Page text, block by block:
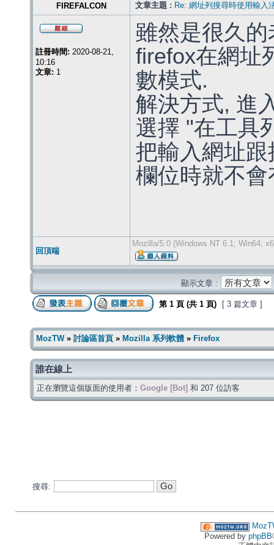
FIREFALCON 文章主題 : Re: 網址列搜尋時使用輸入
註冊時間: 2020-08-21,
10:16
文章: 1
雖然是很久
firefox在網址
數模式.
解決方式, 進
選擇 "在工具
把輸入網址
欄位時就不
回頂端
Mozilla/5.0 (Windows NT 6.1; Win64;
顯示文章 :
第 1 頁 (共 1 頁) [ 3 篇文章 ]
MozTW» 討論區首頁 » Mozilla 系列軟體 » Firefox
誰在線上
正在瀏覽這個版面的使用者： Google [Bot] 和 207 位訪客
搜尋:
Powered by phpBB